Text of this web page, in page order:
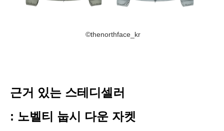
©thenorthface_kr
근거 있는 스테디셀러
: 노벨티 눕시 다운 자켓